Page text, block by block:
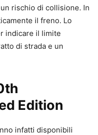
rischio di collisione. In
il freno. Lo
indicare il limite
di strada e un
Edition
infatti disponibili